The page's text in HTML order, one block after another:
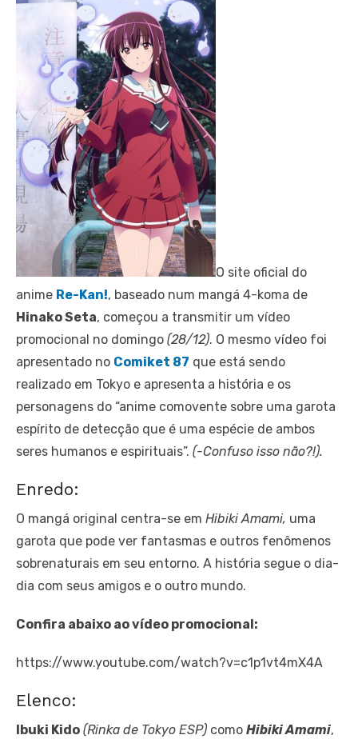
O site oficial do
anime Re-Kan!, baseado num mangá 4-koma de
Hinako Seta, começou a transmitir um vídeo
promocional no domingo (28/12). O mesmo vídeo foi
apresentado no Comiket 87 que está sendo
realizado em Tokyo e apresenta a história e os
personagens do “anime comovente sobre uma garota
espírito de detecção que é uma espécie de ambos
seres humanos e espirituais”. (-Confuso isso não?!).
Enredo:
O mangá original centra-se em Hibiki Amami, uma
garota que pode ver fantasmas e outros fenômenos
sobrenaturais em seu entorno. A história segue o dia-
dia com seus amigos e o outro mundo.
Confira abaixo ao vídeo promocional:
https://www.youtube.com/watch?v=c1p1vt4mX4A
Elenco:
Ibuki Kido (Rinka de Tokyo ESP) como Hibiki Amami,